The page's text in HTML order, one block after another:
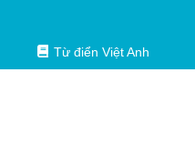
Từ điển Việt Anh